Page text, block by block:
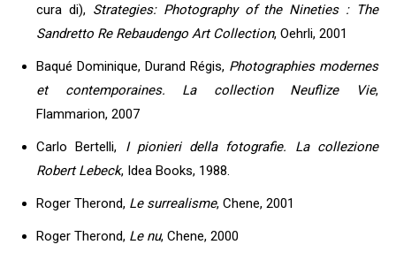
cura di), Strategies: Photography of the Nineties : The
Sandretto Re Rebaudengo Art Collection, Oehrli, 2001
Baqué Dominique, Durand Régis, Photographies modernes
et contemporaines. La collection Neuflize Vie,
Flammarion, 2007
Carlo Bertelli, I pionieri della fotografie. La collezione
Robert Lebeck, Idea Books, 1988.
Roger Therond, Le surrealisme, Chene, 2001
Roger Therond, Le nu, Chene, 2000